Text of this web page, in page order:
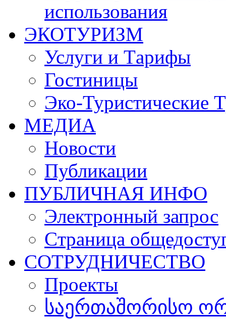
использования
ЭКОТУРИЗМ
Услуги и Tарифы
Гостиницы
Эко-Туристические
МЕДИА
Новости
Публикации
ПУБЛИЧНАЯ ИНФО
Электронный запрос
Cтраница
СОТРУДНИЧЕСТВО
Проекты
საერთაშორისო